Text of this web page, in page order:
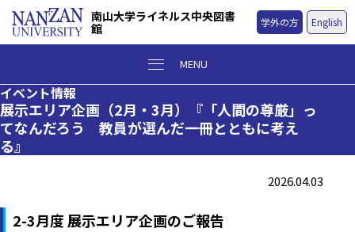
南山大学ライネルス中央図書
館
MENU
学外の方 English
イベント情報
展示エリア企画（2月・3月）『「人間の尊厳」っ
てなんだろう 教員が選んだ一冊とともに考え
る』
2026.04.03
2-3月度 展示エリア企画のご報告